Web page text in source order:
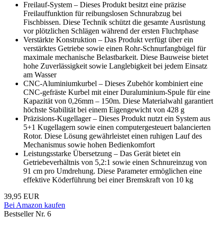
Freilauf-System – Dieses Produkt besitzt eine präzise
Freilauffunktion für reibungslosen Schnurabzug bei
Fischbissen. Diese Technik schützt die gesamte Ausrüstung
vor plötzlichen Schlägen während der ersten Fluchtphase
Verstärkte Konstruktion – Das Produkt verfügt über ein
verstärktes Getriebe sowie einen Rohr-Schnurfangbügel für
maximale mechanische Belastbarkeit. Diese Bauweise bietet
hohe Zuverlässigkeit sowie Langlebigkeit bei jedem Einsatz
am Wasser
CNC-Aluminiumkurbel – Dieses Zubehör kombiniert eine
CNC-gefräste Kurbel mit einer Duraluminium-Spule für eine
Kapazität von 0,26mm – 150m. Diese Materialwahl garantiert
höchste Stabilität bei einem Eigengewicht von 428 g
Präzisions-Kugellager – Dieses Produkt nutzt ein System aus
5+1 Kugellagern sowie einen computergesteuert balancierten
Rotor. Diese Lösung gewährleistet einen ruhigen Lauf des
Mechanismus sowie hohen Bedienkomfort
Leistungsstarke Übersetzung – Das Gerät bietet ein
Getriebeverhältnis von 5,2:1 sowie einen Schnureinzug von
91 cm pro Umdrehung. Diese Parameter ermöglichen eine
effektive Köderführung bei einer Bremskraft von 10 kg
39,95 EUR
Bei Amazon kaufen
Bestseller Nr. 6